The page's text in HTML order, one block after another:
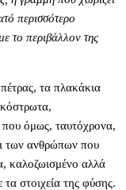
περισσότερο
το περιβάλλον της
τα πλακάκια
όμως, ταυτόχρονα,
των ανθρώπων που
καλοζωισμένο αλλά
στοιχεία της φύσης.